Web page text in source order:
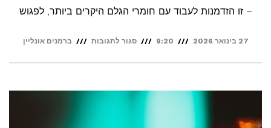
– זו הזדמנות לעבוד עם חומרי הגלם היקרים ביותר, לפגוש
27 בינואר 2026 9:20 סגור לתגובות על ברמנים אונליין